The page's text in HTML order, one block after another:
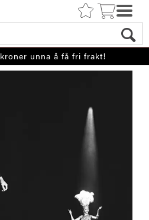
kroner unna å få fri frakt!